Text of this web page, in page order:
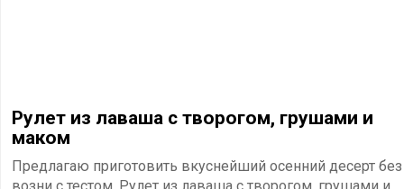
Рулет из лаваша с творогом, грушами и
маком
Предлагаю приготовить вкуснейший осенний десерт без